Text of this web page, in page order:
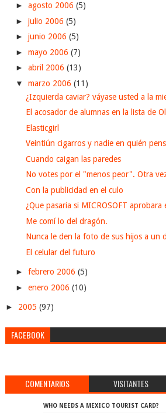
► agosto 2006 (5)
► julio 2006 (5)
► junio 2006 (5)
► mayo 2006 (7)
► abril 2006 (13)
▼ marzo 2006 (11)
¿Izquierda caviar? váyase usted a la
El acosador de alumnas en la lista de
Elasticgirl
Veintiún cigarros y nadie en quién
Cuando caigan las paredes
No votes por el "menos peor". Otra
Con la publicidad en el culo
¿Que pasaria si MICROSOFT aprobara
Me comí lo del dragón.
Nunca le den la foto de sus hijos a un
El celular del futuro
► febrero 2006 (5)
► enero 2006 (10)
► 2005 (97)
FACEBOOK
COMENTARIOS VISITANTES
WHO NEEDS A MEXICO TOURIST CARD?